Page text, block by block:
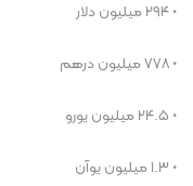
• ۲۹۴ میلیون دلار
• ۷۷۸ میلیون درهم
• ۲۴.۵ میلیون یورو
• ۱.۳ میلیون یوآن